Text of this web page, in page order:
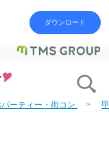
ダウンロード
ーティー・街コン